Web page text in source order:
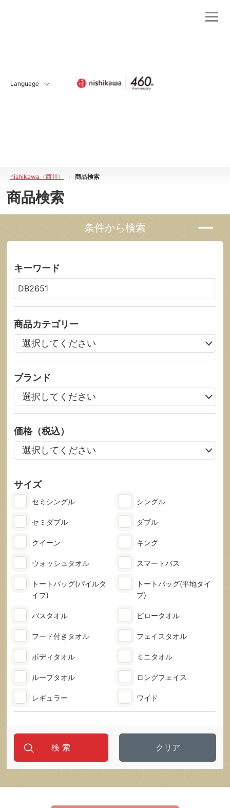
Language
nishikawa（西川） 商品検索
商品検索
条件から検索
キーワード
商品カテゴリー
ブランド
価格（税込）
サイズ
セミシングル シングル
セミダブル ダブル
クイーン キング
ウォッシュタオル スマートバス
トートバッグ(パイルタ
イプ)
トートバッグ(平地タイ
プ)
バスタオル ピロータオル
フード付きタオル フェイスタオル
ボディタオル ミニタオル
ループタオル ロングフェイス
レギュラー ワイド
クリア